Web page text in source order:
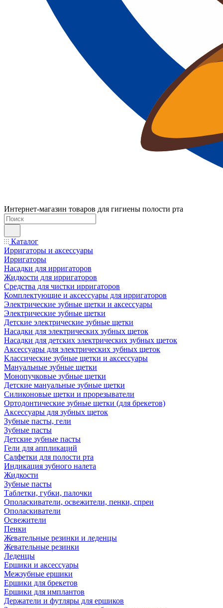
Интернет-магазин товаров для гигиены полости рта
Каталог
Ирригаторы и аксессуары
Ирригаторы
Насадки для ирригаторов
Жидкости для ирригаторов
Средства для чистки ирригаторов
Комплектующие и аксессуары для ирригаторов
Электрические зубные щетки и аксессуары
Электрические зубные щетки
Детские электрические зубные щетки
Насадки для электрических зубных щеток
Насадки для детских электрических зубных щеток
Аксессуары для электрических зубных щеток
Классические зубные щетки и аксессуары
Мануальные зубные щетки
Монопучковые зубные щетки
Детские мануальные зубные щетки
Силиконовые щетки и прорезыватели
Ортодонтические зубные щетки (для брекетов)
Аксессуары для зубных щеток
Зубные пасты, гели
Зубные пасты
Детские зубные пасты
Гели для аппликаций
Салфетки для полости рта
Индикация зубного налета
Жидкости
Зубные пасты
Таблетки, губки, палочки
Ополаскиватели, освежители, пенки, спреи
Ополаскиватели
Освежители
Пенки
Жевательные резинки и леденцы
Жевательные резинки
Леденцы
Ершики и аксессуары
Межзубные ершики
Ершики для брекетов
Ершики для имплантов
Держатели и футляры для ершиков